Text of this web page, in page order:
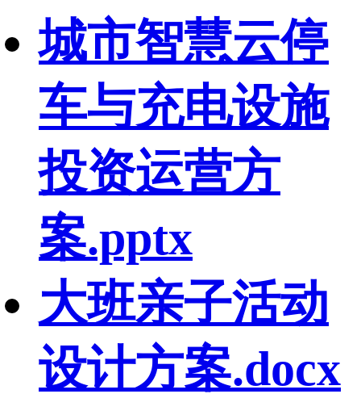
城市智慧云停
车与充电设施
投资运营方
案.pptx
大班亲子活动
设计方案.docx